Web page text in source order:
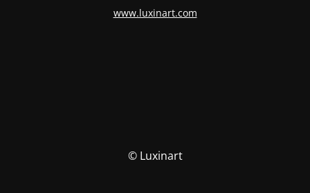
www.luxinart.com
© Luxinart